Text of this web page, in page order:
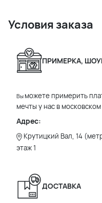
Условия заказа
ПРИМЕРКА,
Вы можете примерить
мечты у нас в
Адрес:
Крутицкий Вал, 14
этаж 1
ДОСТАВКА